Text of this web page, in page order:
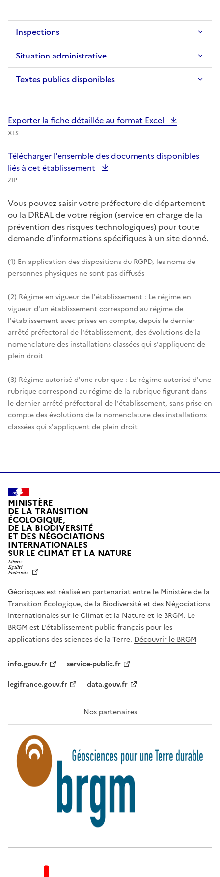
Inspections
Situation administrative
Textes publics disponibles
Exporter la fiche détaillée au format Excel
XLS
Télécharger l'ensemble des documents disponibles
liés à cet établissement
ZIP
Vous pouvez saisir votre préfecture de département
ou la DREAL de votre région (service en charge de la
prévention des risques technologiques) pour toute
demande d'informations spécifiques à un site donné.
(1) En application des dispositions du RGPD, les noms de
personnes physiques ne sont pas diffusés
(2) Régime en vigueur de l'établissement : Le régime en
vigueur d'un établissement correspond au régime de
l'établissement avec prises en compte, depuis le dernier
arrêté préfectoral de l'établissement, des évolutions de la
nomenclature des installations classées qui s'appliquent de
plein droit
(3) Régime autorisé d'une rubrique : Le régime autorisé d'une
rubrique correspond au régime de la rubrique figurant dans
le dernier arrêté préfectoral de l'établissement, sans prise en
compte des évolutions de la nomenclature des installations
classées qui s'appliquent de plein droit
MINISTÈRE
DE LA TRANSITION
ÉCOLOGIQUE,
DE LA BIODIVERSITÉ
ET DES NÉGOCIATIONS
INTERNATIONALES
SUR LE CLIMAT ET LA NATUREL
T
É
,
É
G
A
L
F
A
T
R
T
É
Géorisques est réalisé en partenariat entre le Ministère de la
Transition Écologique, de la Biodiversité et des Négociations
Internationales sur le Climat et la Nature et le BRGM. Le
BRGM est L'établissement public français pour les
applications des sciences de la Terre. Découvrir le BRGM
info.gouv.fr
service-public.fr
legifrance.gouv.fr
data.gouv.fr
Nos partenaires